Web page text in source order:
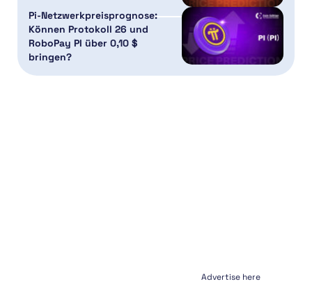
Pi-Netzwerkpreisprognose:
Können Protokoll 26 und
RoboPay PI über 0,10 $
bringen?
Advertise here